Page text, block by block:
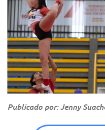
Publicado por: Jenny